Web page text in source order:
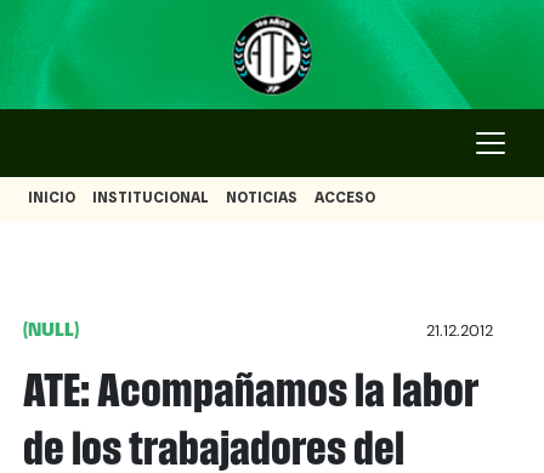
INICIO INSTITUCIONAL NOTICIAS ACCESO
(NULL) 21.12.2012
ATE: Acompañamos la labor
de los trabajadores del